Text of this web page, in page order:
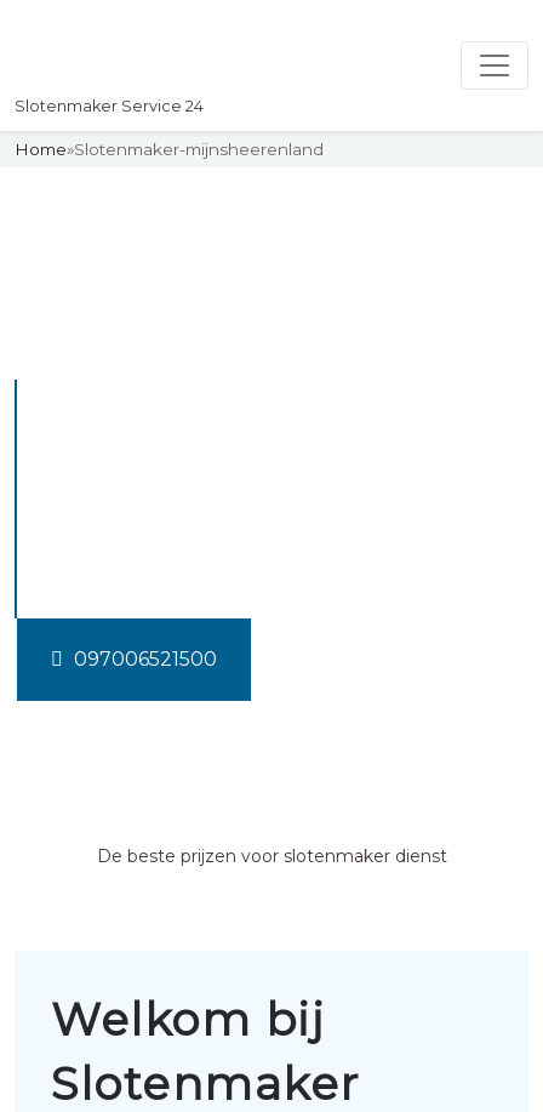
Slotenmaker Service 24
Home»Slotenmaker-mijnsheerenland
097006521500
De beste prijzen voor slotenmaker dienst
Welkom bij
Slotenmaker